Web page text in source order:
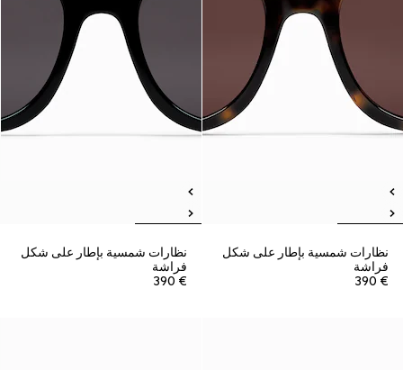
نظارات شمسية بإطار على شكل
فراشة
€ 390
نظارات شمسية بإطار على شكل
فراشة
€ 390